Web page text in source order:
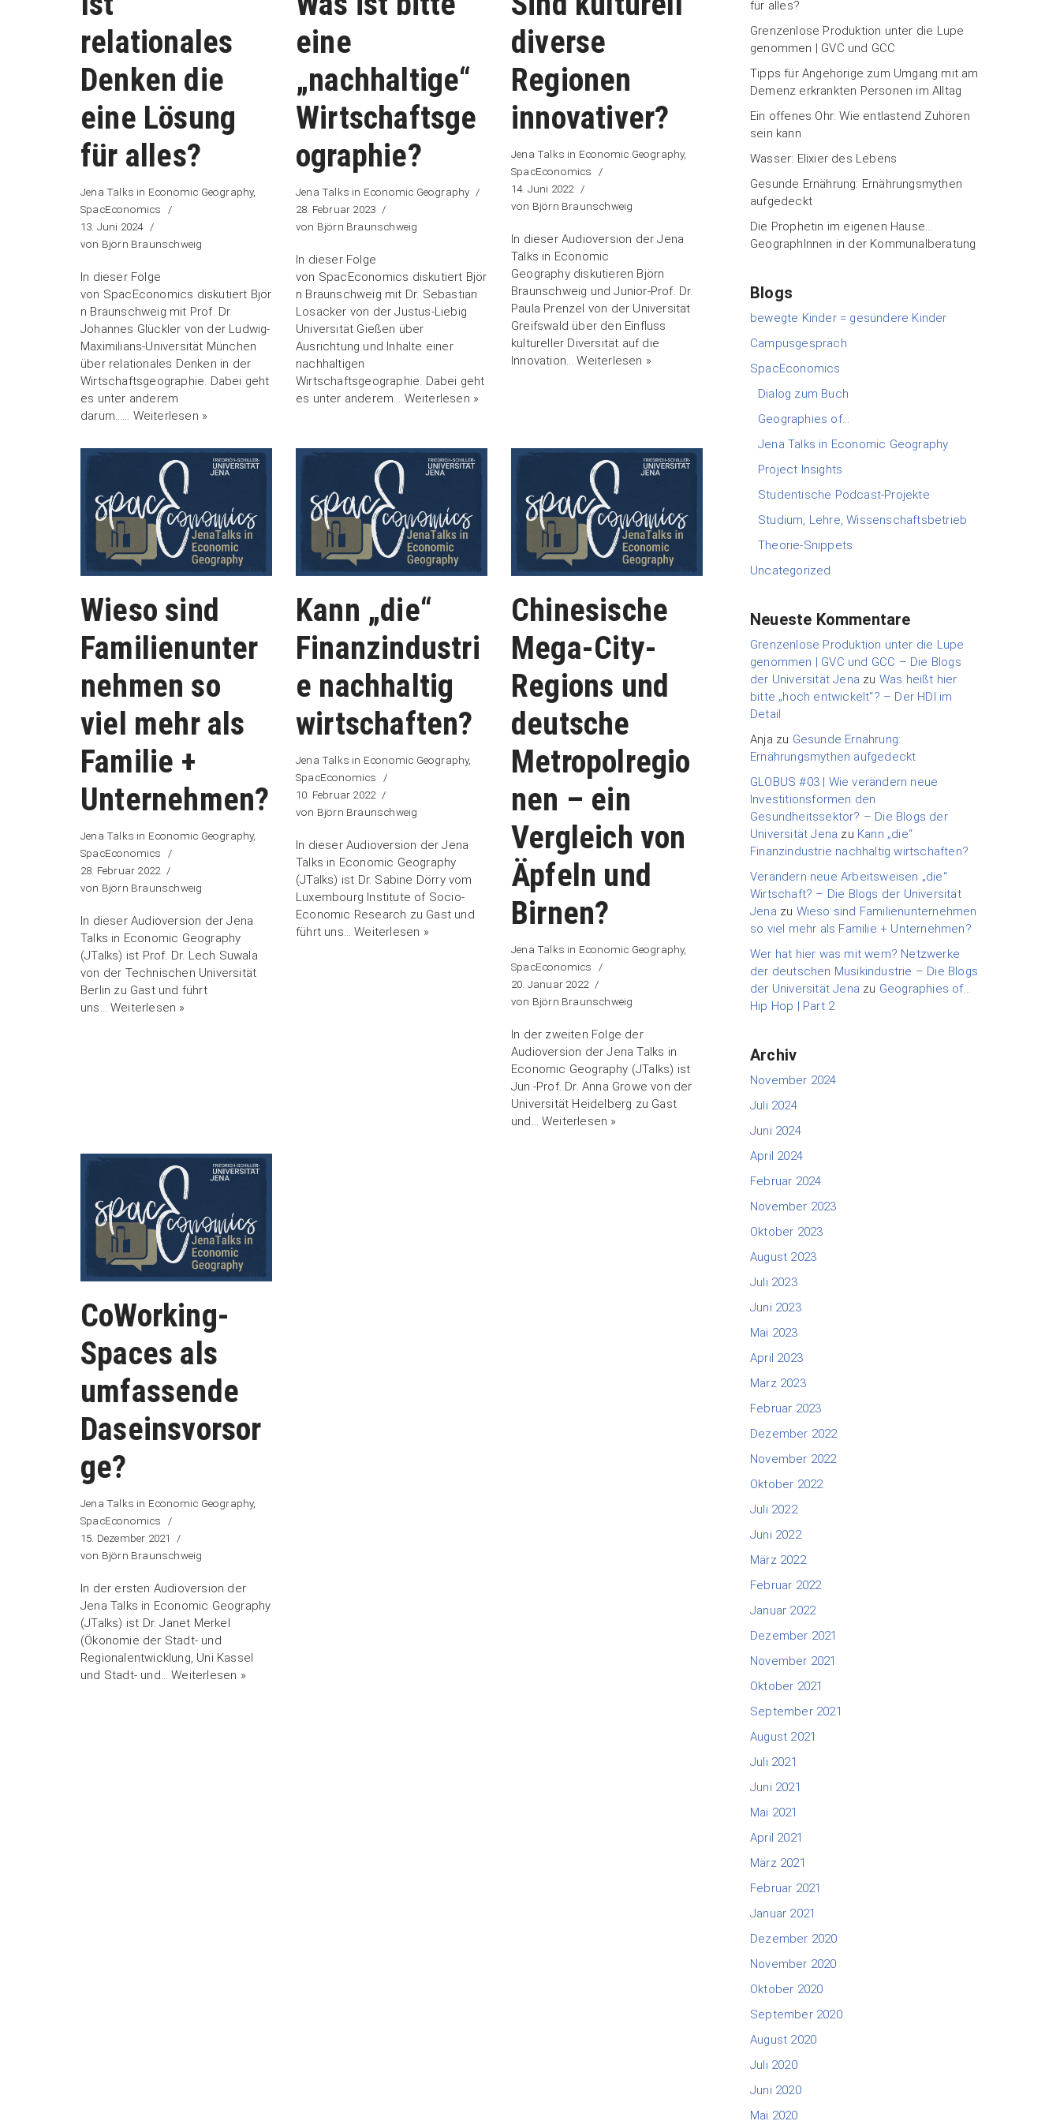
relationales
Denken die
eine Lösung
für alles?
Jena Talks in Economic Geography,
SpacEconomics
13. Juni 2024
von Björn Braunschweig
In dieser Folge
von SpacEconomics diskutiert Björ
n Braunschweig mit Prof. Dr.
Johannes Glückler von der Ludwig-
Maximilians-Universität München
über relationales Denken in der
Wirtschaftsgeographie. Dabei geht
es unter anderem
darum…… Weiterlesen »
eine
„nachhaltige“
Wirtschaftsge
ographie?
Jena Talks in Economic Geography
28. Februar 2023
von Björn Braunschweig
In dieser Folge
von SpacEconomics diskutiert Björ
n Braunschweig mit Dr. Sebastian
Losacker von der Justus-Liebig
Universität Gießen über
Ausrichtung und Inhalte einer
nachhaltigen
Wirtschaftsgeographie. Dabei geht
es unter anderem… Weiterlesen »
diverse
Regionen
innovativer?
Jena Talks in Economic Geography,
SpacEconomics
14. Juni 2022
von Björn Braunschweig
In dieser Audioversion der Jena
Talks in Economic
Geography diskutieren Björn
Braunschweig und Junior-Prof. Dr.
Paula Prenzel von der Universität
Greifswald über den Einfluss
kultureller Diversität auf die
Innovation…Weiterlesen »
Wieso sind
Familienunter
nehmen so
viel mehr als
Familie +
Unternehmen?
Jena Talks in Economic Geography,
SpacEconomics
28. Februar 2022
von Björn Braunschweig
In dieser Audioversion der Jena
Talks in Economic Geography
(JTalks) ist Prof. Dr. Lech Suwala
von der Technischen Universität
Berlin zu Gast und führt
uns… Weiterlesen »
Kann „die“
Finanzindustri
e nachhaltig
wirtschaften?
Jena Talks in Economic Geography,
SpacEconomics
10. Februar 2022
von Björn Braunschweig
In dieser Audioversion der Jena
Talks in Economic Geography
(JTalks) ist Dr. Sabine Dörry vom
Luxembourg Institute of Socio-
Economic Research zu Gast und
führt uns…Weiterlesen »
Chinesische
Mega-City-
Regions und
deutsche
Metropolregio
nen – ein
Vergleich von
Äpfeln und
Birnen?
Jena Talks in Economic Geography,
SpacEconomics
20. Januar 2022
von Björn Braunschweig
In der zweiten Folge der
Audioversion der Jena Talks in
Economic Geography (JTalks) ist
Jun.-Prof. Dr. Anna Growe von der
Universität Heidelberg zu Gast
und… Weiterlesen »
CoWorking-
Spaces als
umfassende
Daseinsvorsor
ge?
Jena Talks in Economic Geography,
SpacEconomics
15. Dezember 2021
von Björn Braunschweig
In der ersten Audioversion der
Jena Talks in Economic Geography
(JTalks) ist Dr. Janet Merkel
(Ökonomie der Stadt- und
Regionalentwicklung, Uni Kassel
und Stadt- und…Weiterlesen »
für alles?
Grenzenlose Produktion unter die Lupe
genommen | GVC und GCC
Tipps für Angehörige zum Umgang mit am
Demenz erkrankten Personen im Alltag
Ein offenes Ohr: Wie entlastend Zuhören
sein kann
Wasser: Elixier des Lebens
Gesunde Ernährung: Ernährungsmythen
aufgedeckt
Die Prophetin im eigenen Hause…
GeographInnen in der Kommunalberatung
Blogs
bewegte Kinder = gesündere Kinder
Campusgespräch
SpacEconomics
Dialog zum Buch
Geographies of…
Jena Talks in Economic Geography
Project Insights
Studentische Podcast-Projekte
Studium, Lehre, Wissenschaftsbetrieb
Theorie-Snippets
Uncategorized
Neueste Kommentare
Grenzenlose Produktion unter die Lupe
genommen | GVC und GCC – Die Blogs
der Universität Jena zu Was heißt hier
bitte „hoch entwickelt“? – Der HDI im
Detail
Anja zu Gesunde Ernährung:
Ernährungsmythen aufgedeckt
GLOBUS #03 | Wie verändern neue
Investitionsformen den
Gesundheitssektor? – Die Blogs der
Universität Jena zu Kann „die“
Finanzindustrie nachhaltig wirtschaften?
Verändern neue Arbeitsweisen „die“
Wirtschaft? – Die Blogs der Universität
Jena zu Wieso sind Familienunternehmen
so viel mehr als Familie + Unternehmen?
Wer hat hier was mit wem? Netzwerke
der deutschen Musikindustrie – Die Blogs
der Universität Jena zu Geographies of…
Hip Hop | Part 2
Archiv
November 2024
Juli 2024
Juni 2024
April 2024
Februar 2024
November 2023
Oktober 2023
August 2023
Juli 2023
Juni 2023
Mai 2023
April 2023
März 2023
Februar 2023
Dezember 2022
November 2022
Oktober 2022
Juli 2022
Juni 2022
März 2022
Februar 2022
Januar 2022
Dezember 2021
November 2021
Oktober 2021
September 2021
August 2021
Juli 2021
Juni 2021
Mai 2021
April 2021
März 2021
Februar 2021
Januar 2021
Dezember 2020
November 2020
Oktober 2020
September 2020
August 2020
Juli 2020
Juni 2020
Mai 2020